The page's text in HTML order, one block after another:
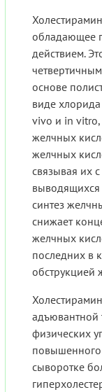
обладающее
действием.
основе
виде
vivo и in
желчных
желчных
связывая их
синтез
снижает
желчных
последних в
обструкцией
адъювантной
физических
сыворотке